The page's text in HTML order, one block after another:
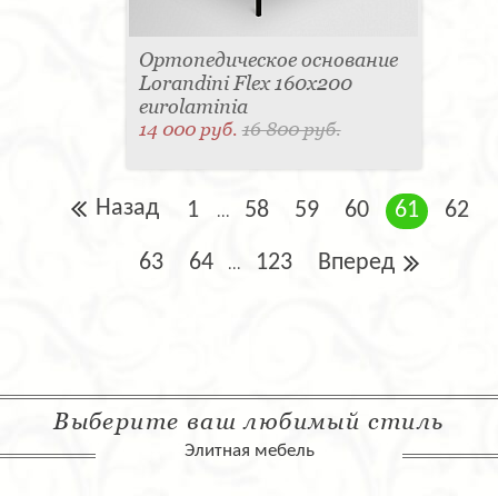
Ортопедическое основание
Lorandini Flex 160x200
eurolaminia
14 000 руб.16 800 руб.
Назад 1 ... 58 59 60 61 62
63 64 ... 123 Вперед
Выберите ваш любимый стиль
Элитная мебель